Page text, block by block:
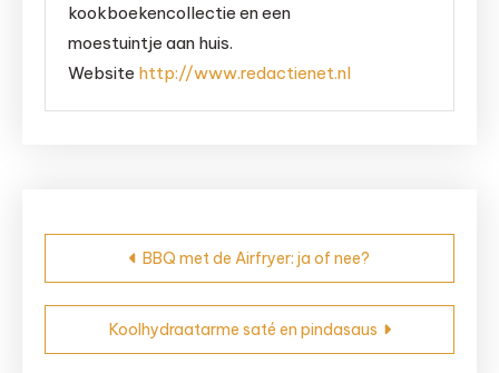
kookboekencollectie en een
moestuintje aan huis.
Website http://www.redactienet.nl
Bericht
navigatie
BBQ met de Airfryer: ja of nee?
Koolhydraatarme saté en pindasaus